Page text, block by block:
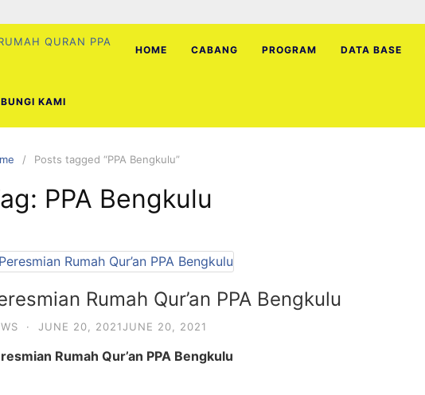
HOME CABANG PROGRAM DATA BASE
KAMI
Posts tagged “PPA Bengkulu”
PPA Bengkulu
Rumah Qur’an PPA Bengkulu
· JUNE 20, 2021JUNE 20, 2021
Rumah Qur’an PPA Bengkulu